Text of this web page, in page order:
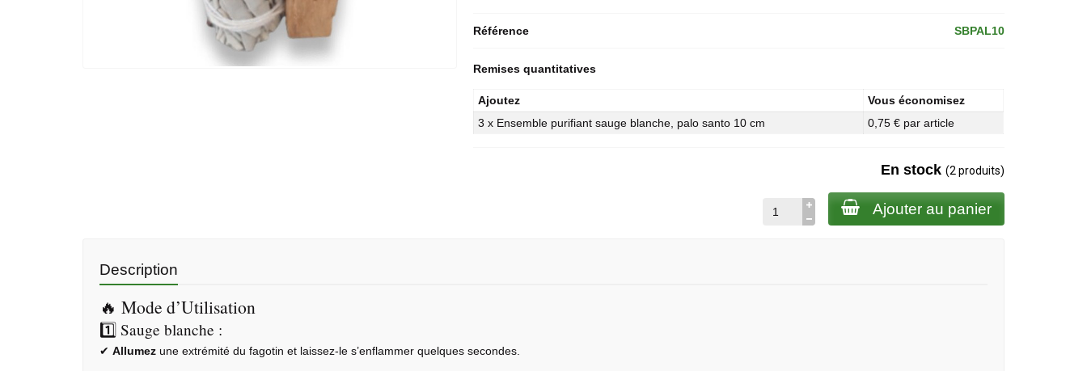
Référence SBPAL10
Remises quantitatives
Ajoutez
Vous économisez
3 x Ensemble purifiant sauge blanche, palo santo 10 cm
0,75 € par article
En stock (2 produits)
Ajouter au panier
Description
🔥 Mode d’Utilisation
1️⃣ Sauge blanche :
✔ Allumez une extrémité du fagotin et laissez-le s’enflammer quelques secondes.